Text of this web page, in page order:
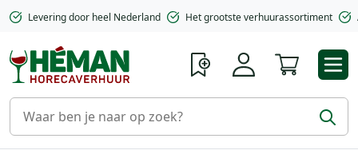
Levering door heel Nederland Het grootste verhuurassortiment